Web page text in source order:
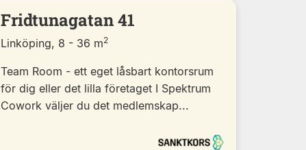
Fridtunagatan 41
Linköping, 8 - 36 m2
Team Room - ett eget låsbart kontorsrum
för dig eller det lilla företaget I Spektrum
Cowork väljer du det medlemskap...